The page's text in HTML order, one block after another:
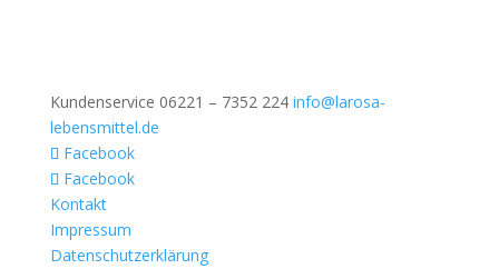
Kundenservice 06221 – 7352 224 info@larosa-
lebensmittel.de
Facebook
Facebook
Kontakt
Impressum
Datenschutzerklärung